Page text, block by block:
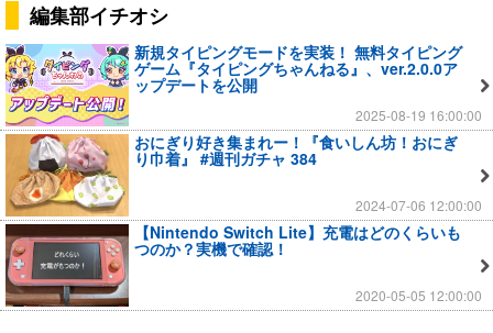
編集部イチオシ
新規タイピングモードを実装！ 無料タイピング
ゲーム『タイピングちゃんねる』、ver.2.0.0ア
ップデートを公開
2025-08-19 16:00:00
おにぎり好き集まれー！『食いしん坊！おにぎ
り巾着』 #週刊ガチャ 384
2024-07-06 12:00:00
【Nintendo Switch Lite】充電はどのくらいも
つのか？実機で確認！
2020-05-05 12:00:00